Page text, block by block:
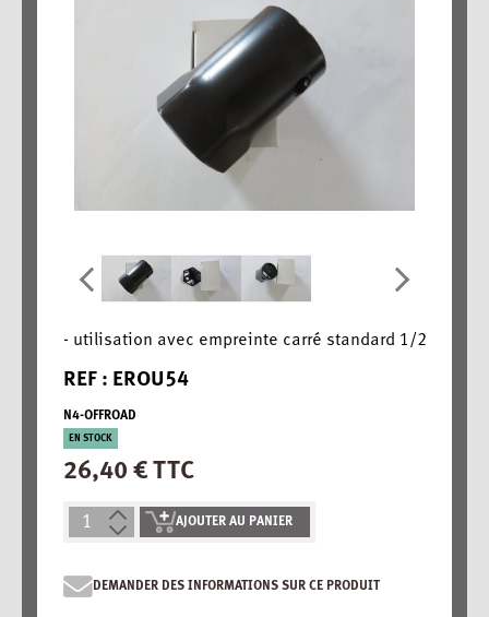
- utilisation avec empreinte carré standard 1/2
REF : EROU54
N4-OFFROAD
EN STOCK
26,40 € TTC
AJOUTER AU PANIER
DEMANDER DES INFORMATIONS SUR CE PRODUIT